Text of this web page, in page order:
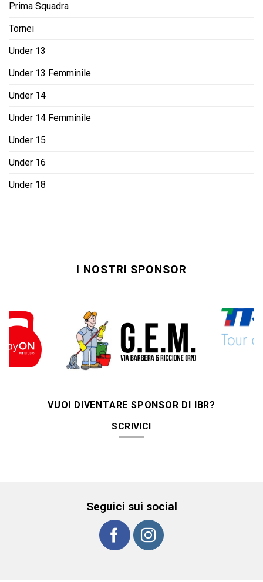
Prima Squadra
Tornei
Under 13
Under 13 Femminile
Under 14
Under 14 Femminile
Under 15
Under 16
Under 18
I NOSTRI SPONSOR
VUOI DIVENTARE SPONSOR DI IBR?
SCRIVICI
Seguici sui social